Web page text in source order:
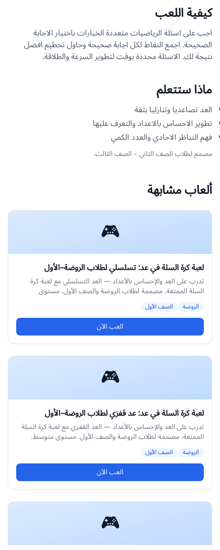
كيفية اللعب
اجب على اسئلة الرياضيات متعددة الخيارات باختيار الاجابة
الصحيحة. اجمع النقاط لكل اجابة صحيحة وحاول تحطيم افضل
نتيجة لك. الاسئلة محددة بوقت لتطوير السرعة والطلاقة.
ماذا ستتعلم
العد تصاعديا وتنازليا بثقة
تطوير الاحساس بالاعداد والتعرف عليها
فهم التناظر الاحادي والعدد الكمي
مصمم لطلاب الصف الثاني – الصف الثالث.
ألعاب مشابهة
🎮
لعبة كرة السلة في عد: تسلسلي لطلاب الروضة–الأول
تدرب على العد والإحساس بالأعداد — العد التسلسلي مع لعبة كرة
السلة الممتعة. مصممة لطلاب الروضة والصف الأول. مستوى
متوسط.
الروضة الصف الأول
العب الآن
🎮
لعبة كرة السلة في عد: عد قفزي لطلاب الروضة–الأول
تدرب على العد والإحساس بالأعداد — العد القفزي مع لعبة كرة السلة
الممتعة. مصممة لطلاب الروضة والصف الأول. مستوى متوسط.
الروضة الصف الأول
العب الآن
🎮